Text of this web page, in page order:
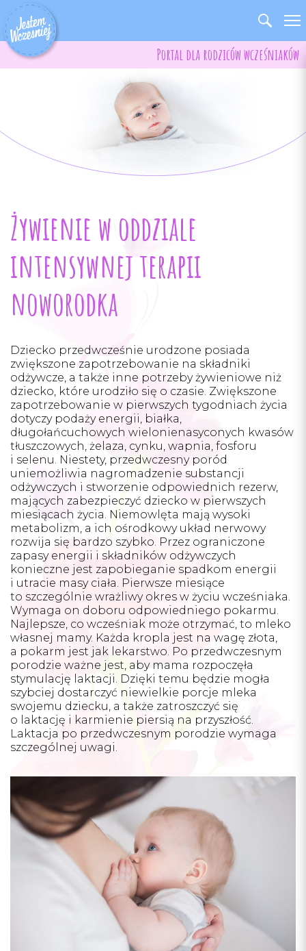
Portal dla rodziców wcześniaków
Żywienie w oddziale
intensywnej terapii
noworodka
Dziecko przedwcześnie urodzone posiada
zwiększone zapotrzebowanie na składniki
odżywcze, a także inne potrzeby żywieniowe niż
dziecko, które urodziło się o czasie. Zwiększone
zapotrzebowanie w pierwszych tygodniach życia
dotyczy podaży energii, białka,
długołańcuchowych wielonienasyconych kwasów
tłuszczowych, żelaza, cynku, wapnia, fosforu
i selenu. Niestety, przedwczesny poród
uniemożliwia nagromadzenie substancji
odżywczych i stworzenie odpowiednich rezerw,
mających zabezpieczyć dziecko w pierwszych
miesiącach życia. Niemowlęta mają wysoki
metabolizm, a ich ośrodkowy układ nerwowy
rozwija się bardzo szybko. Przez ograniczone
zapasy energii i składników odżywczych
konieczne jest zapobieganie spadkom energii
i utracie masy ciała. Pierwsze miesiące
to szczególnie wrażliwy okres w życiu wcześniaka.
Wymaga on doboru odpowiedniego pokarmu.
Najlepsze, co wcześniak może otrzymać, to mleko
własnej mamy. Każda kropla jest na wagę złota,
a pokarm jest jak lekarstwo. Po przedwczesnym
porodzie ważne jest, aby mama rozpoczęła
stymulację laktacji. Dzięki temu będzie mogła
szybciej dostarczyć niewielkie porcje mleka
swojemu dziecku, a także zatroszczyć się
o laktację i karmienie piersią na przyszłość.
Laktacja po przedwczesnym porodzie wymaga
szczególnej uwagi.